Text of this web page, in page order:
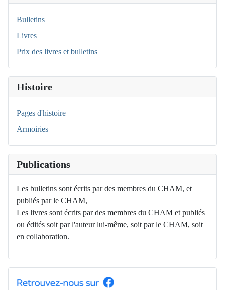
Bulletins
Livres
Prix des livres et bulletins
Histoire
Pages d'histoire
Armoiries
Publications
Les bulletins sont écrits par des membres du CHAM, et
publiés par le CHAM,
Les livres sont écrits par des membres du CHAM et publiés
ou édités soit par l'auteur lui-même, soit par le CHAM, soit
en collaboration.